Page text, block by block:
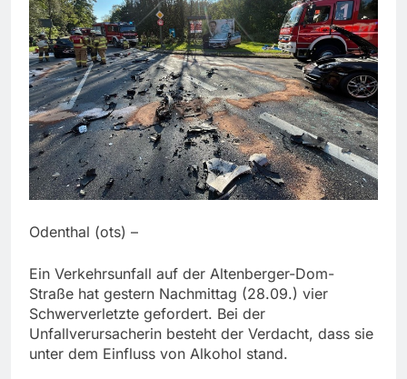
Odenthal (ots) –
Ein Verkehrsunfall auf der Altenberger-Dom-
Straße hat gestern Nachmittag (28.09.) vier
Schwerverletzte gefordert. Bei der
Unfallverursacherin besteht der Verdacht, dass sie
unter dem Einfluss von Alkohol stand.